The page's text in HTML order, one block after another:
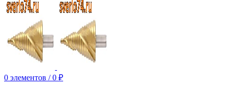
0 элементов / 0 ₽